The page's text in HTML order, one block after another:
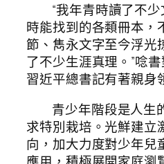
“我年青時讀了不
時能找到的各類冊本，
節、雋永文字至今浮光
了不少生涯真理。”唸
習近平總書記有著親身
青少年階段是人生
求特別栽培。光鮮建立
向，加大力度對少年兒